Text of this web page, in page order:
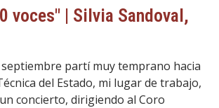
POSTGRADO
E INVESTIGACIÓN
BIBLIOTECA
voces" | Silvia Sandoval,
septiembre partí muy temprano hacia
del Estado, mi lugar de trabajo,
concierto, dirigiendo al Coro